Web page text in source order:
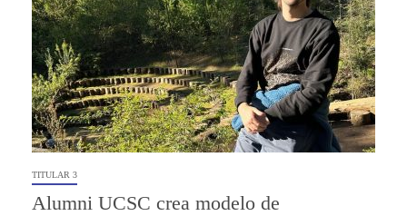
TITULAR 3
Alumni UCSC crea modelo de